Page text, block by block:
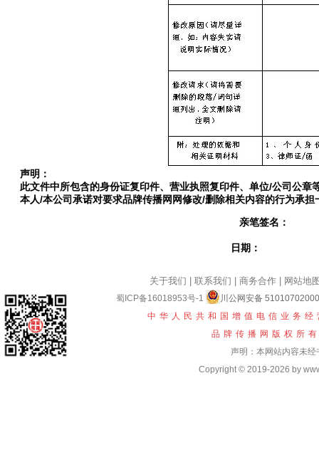
声明：
此文件中所包含的身份证复印件、营业执照复印件、单位/公司公章
本人/本公司承诺对要求品牌传播网网修改/删除相关内容的行为承担
亲笔签名：
日期：
关于我们 联系我们 商务合作 网站地
蜀ICP备16018953号-1
川公网安备
中华人民共和国增值电信业
品牌传播网版权所
声明：本网站内容未
Copyright © 2019-2026 by